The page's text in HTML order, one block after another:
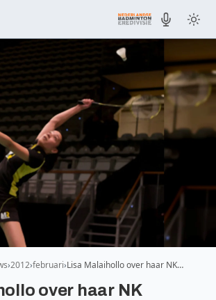
2012 februari Lisa Malaihollo over haar NK…
over haar NK